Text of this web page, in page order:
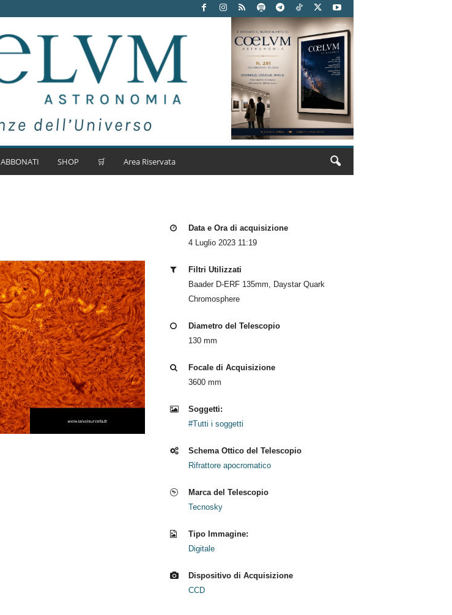
ABBONATI SHOP 🛒 Area Riservata
Data e Ora di acquisizione
4 Luglio 2023 11:19
Filtri Utilizzati
Baader D-ERF 135mm, Daystar Quark
Chromosphere
Diametro del Telescopio
130 mm
Focale di Acquisizione
3600 mm
Soggetti:
#Tutti i soggetti
Schema Ottico del Telescopio
Rifrattore apocromatico
Marca del Telescopio
Tecnosky
Tipo Immagine:
Digitale
Dispositivo di Acquisizione
CCD